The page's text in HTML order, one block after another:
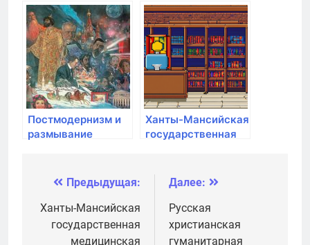
медицинская
академия
Азии: Китай,
Индонезия
Постмодернизм и
размывание
Ханты-Мансийская
государственная
Навигация
по
записям
Предыдущая:
Ханты-Мансийская
государственная
медицинская
Далее:
Русская
христианская
гуманитарная